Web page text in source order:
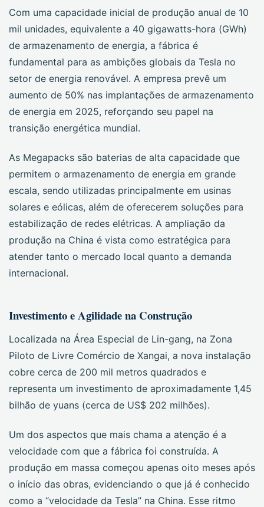
Com uma capacidade inicial de produção anual de 10
mil unidades, equivalente a 40 gigawatts-hora (GWh)
de armazenamento de energia, a fábrica é
fundamental para as ambições globais da Tesla no
setor de energia renovável. A empresa prevê um
aumento de 50% nas implantações de armazenamento
de energia em 2025, reforçando seu papel na
transição energética mundial.
As Megapacks são baterias de alta capacidade que
permitem o armazenamento de energia em grande
escala, sendo utilizadas principalmente em usinas
solares e eólicas, além de oferecerem soluções para
estabilização de redes elétricas. A ampliação da
produção na China é vista como estratégica para
atender tanto o mercado local quanto a demanda
internacional.
Investimento e Agilidade na Construção
Localizada na Área Especial de Lin-gang, na Zona
Piloto de Livre Comércio de Xangai, a nova instalação
cobre cerca de 200 mil metros quadrados e
representa um investimento de aproximadamente 1,45
bilhão de yuans (cerca de US$ 202 milhões).
Um dos aspectos que mais chama a atenção é a
velocidade com que a fábrica foi construída. A
produção em massa começou apenas oito meses após
o início das obras, evidenciando o que já é conhecido
como a “velocidade da Tesla” na China. Esse ritmo